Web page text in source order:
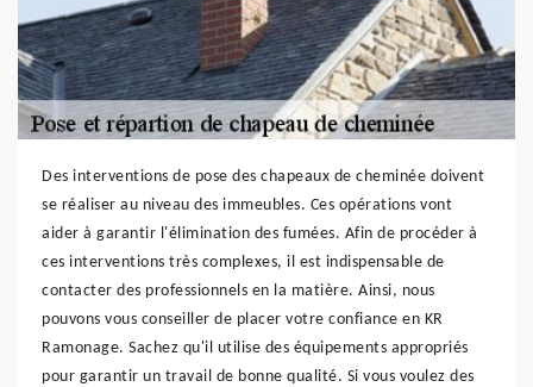
Des interventions de pose des chapeaux de cheminée doivent
se réaliser au niveau des immeubles. Ces opérations vont
aider à garantir l'élimination des fumées. Afin de procéder à
ces interventions très complexes, il est indispensable de
contacter des professionnels en la matière. Ainsi, nous
pouvons vous conseiller de placer votre confiance en KR
Ramonage. Sachez qu'il utilise des équipements appropriés
pour garantir un travail de bonne qualité. Si vous voulez des